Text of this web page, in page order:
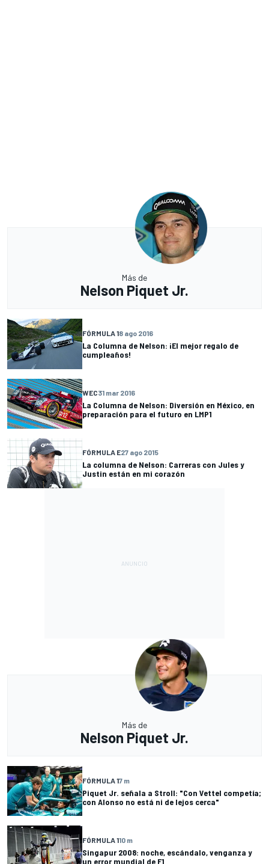
Más de
Nelson Piquet Jr.
FÓRMULA 18 ago 2016
La Columna de Nelson: ¡El mejor regalo de
cumpleaños!
WEC31 mar 2016
La Columna de Nelson: Diversión en México, en
preparación para el futuro en LMP1
FÓRMULA E27 ago 2015
La columna de Nelson: Carreras con Jules y
Justin están en mi corazón
Más de
Nelson Piquet Jr.
FÓRMULA 17 m
Piquet Jr. señala a Stroll: "Con Vettel competía;
con Alonso no está ni de lejos cerca"
FÓRMULA 110 m
Singapur 2008: noche, escándalo, venganza y
un error mundial de F1